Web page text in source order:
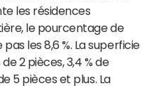
les résidences
le pourcentage de
les 8,6 %. La superficie
2 pièces, 3,4 % de
5 pièces et plus. La